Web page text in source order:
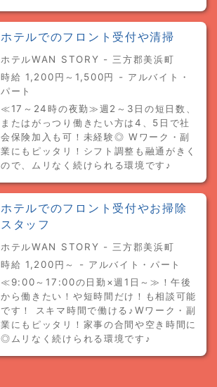
ホテルでのフロント受付や清掃
ホテルWAN STORY - 三方郡美浜町
時給 1,200円～1,500円 - アルバイト・
パート
≪17～24時の夜勤≫週2～3日の短日数、
またはがっつり働きたい方は4、5日で社
会保険加入も可！未経験◎ Wワーク・副
業にもピッタリ！シフト調整も融通がきく
ので、ムリなく続けられる環境です♪
ホテルでのフロント受付やお掃除
スタッフ
ホテルWAN STORY - 三方郡美浜町
時給 1,200円～ - アルバイト・パート
≪9:00～17:00の日勤×週1日～≫！午後
から働きたい！や短時間だけ！も相談可能
です！ スキマ時間で働ける♪Wワーク・副
業にもピッタリ！家事の合間や空き時間に
◎ムリなく続けられる環境です♪